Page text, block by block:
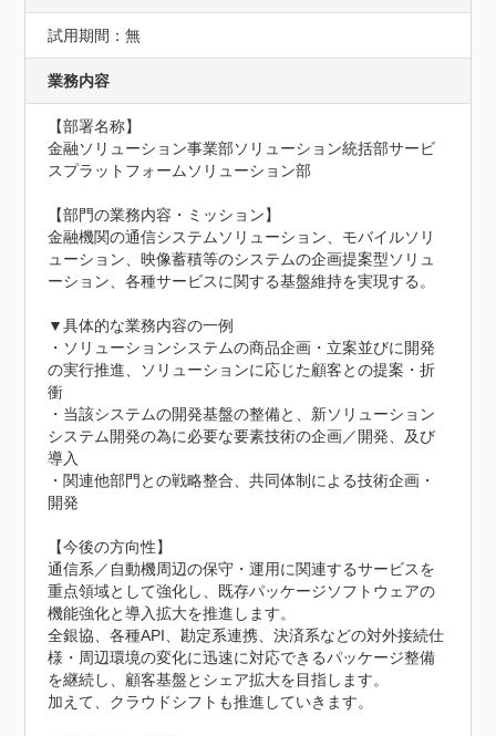
試用期間：無
業務内容
【部署名称】
金融ソリューション事業部ソリューション統括部サービ
スプラットフォームソリューション部
【部門の業務内容・ミッション】
金融機関の通信システムソリューション、モバイルソリ
ューション、映像蓄積等のシステムの企画提案型ソリュ
ーション、各種サービスに関する基盤維持を実現する。
▼具体的な業務内容の一例
・ソリューションシステムの商品企画・立案並びに開発
の実行推進、ソリューションに応じた顧客との提案・折
衝
・当該システムの開発基盤の整備と、新ソリューション
システム開発の為に必要な要素技術の企画／開発、及び
導入
・関連他部門との戦略整合、共同体制による技術企画・
開発
【今後の方向性】
通信系／自動機周辺の保守・運用に関連するサービスを
重点領域として強化し、既存パッケージソフトウェアの
機能強化と導入拡大を推進します。
全銀協、各種API、勘定系連携、決済系などの対外接続仕
様・周辺環境の変化に迅速に対応できるパッケージ整備
を継続し、顧客基盤とシェア拡大を目指します。
加えて、クラウドシフトも推進していきます。